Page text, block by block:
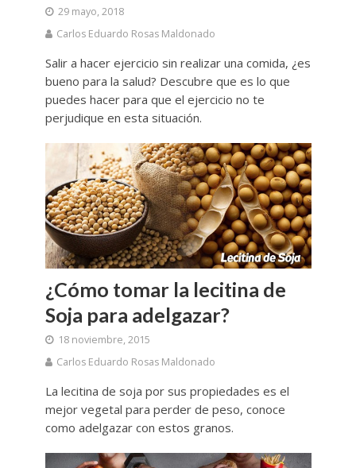
29 mayo, 2018
Carlos Eduardo Rosas Maldonado
Salir a hacer ejercicio sin realizar una comida, ¿es
bueno para la salud? Descubre que es lo que
puedes hacer para que el ejercicio no te
perjudique en esta situación.
¿Cómo tomar la lecitina de
Soja para adelgazar?
18 noviembre, 2015
Carlos Eduardo Rosas Maldonado
La lecitina de soja por sus propiedades es el
mejor vegetal para perder de peso, conoce
como adelgazar con estos granos.